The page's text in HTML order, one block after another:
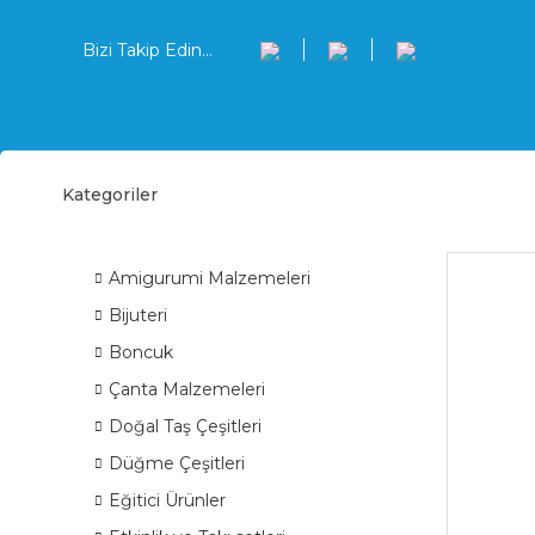
Bizi Takip Edin...
Kategoriler
ÜRÜN GRUPLARI
Amigurumi Malzemeleri
Bijuteri
Boncuk
Çanta Malzemeleri
Doğal Taş Çeşitleri
Düğme Çeşitleri
Eğitici Ürünler